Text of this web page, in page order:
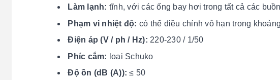
Làm lạnh: tĩnh, với các ống bay hơi trong tất cả các
Phạm vi nhiệt độ: có thể điều chỉnh vô hạn trong
Điện áp (V / ph / Hz): 220-230 / 1/50
Phíc cắm: loại Schuko
Độ ồn (dB (A)): ≤ 50